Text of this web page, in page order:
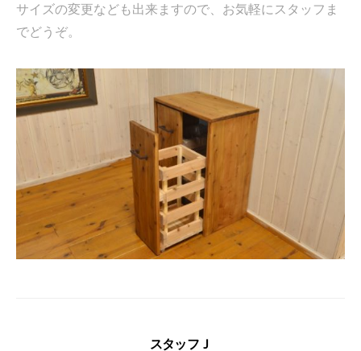
サイズの変更なども出来ますので、お気軽にスタッフま
でどうぞ。
スタッフＪ